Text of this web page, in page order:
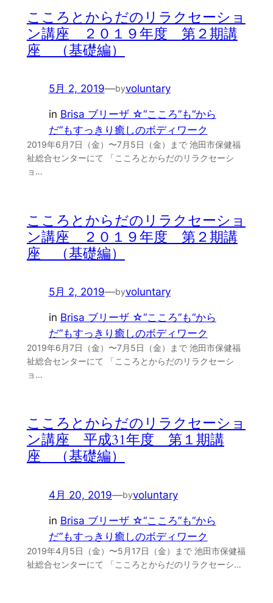
こころとからだのリラクセーショ
ン講座 ２０１９年度 第２期講
座 （基礎編）
5月 2, 2019—byvoluntary
in Brisa ブリーザ ☆“こころ”も“から
だ”もすっきり癒しのボディワーク
2019年6月7日（金）〜7月5日（金）まで 池田市保健福
祉総合センターにて 「こころとからだのリラクセーシ
ョ…
こころとからだのリラクセーショ
ン講座 ２０１９年度 第２期講
座 （基礎編）
5月 2, 2019—byvoluntary
in Brisa ブリーザ ☆“こころ”も“から
だ”もすっきり癒しのボディワーク
2019年6月7日（金）〜7月5日（金）まで 池田市保健福
祉総合センターにて 「こころとからだのリラクセーシ
ョ…
こころとからだのリラクセーショ
ン講座 平成31年度 第１期講
座 （基礎編）
4月 20, 2019—byvoluntary
in Brisa ブリーザ ☆“こころ”も“から
だ”もすっきり癒しのボディワーク
2019年4月5日（金）〜5月17日（金）まで 池田市保健福
祉総合センターにて 「こころとからだのリラクセーシ…